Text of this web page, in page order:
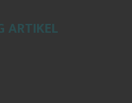
ARTIKEL